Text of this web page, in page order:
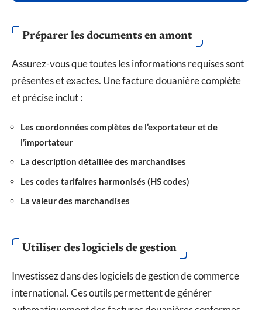
Préparer les documents en amont
Assurez-vous que toutes les informations requises sont
présentes et exactes. Une facture douanière complète
et précise inclut :
Les coordonnées complètes de l’exportateur et de
l’importateur
La description détaillée des marchandises
Les codes tarifaires harmonisés (HS codes)
La valeur des marchandises
Utiliser des logiciels de gestion
Investissez dans des logiciels de gestion de commerce
international. Ces outils permettent de générer